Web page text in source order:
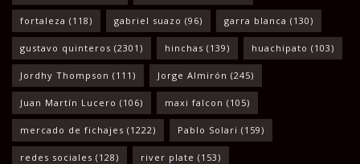
fortaleza (118) gabriel suazo (96) garra blanca (130)
gustavo quinteros (2301) hinchas (139) huachipato (103)
Jordhy Thompson (111) Jorge Almirón (245)
Juan Martín Lucero (106) maxi falcon (105)
mercado de fichajes (1222) Pablo Solari (159)
redes sociales (128) river plate (153)